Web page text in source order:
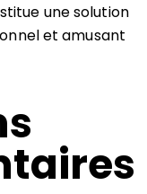
une solution
et amusant